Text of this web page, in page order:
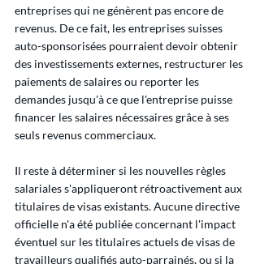
entreprises qui ne génèrent pas encore de
revenus. De ce fait, les entreprises suisses
auto-sponsorisées pourraient devoir obtenir
des investissements externes, restructurer les
paiements de salaires ou reporter les
demandes jusqu'à ce que l'entreprise puisse
financer les salaires nécessaires grâce à ses
seuls revenus commerciaux.
Il reste à déterminer si les nouvelles règles
salariales s'appliqueront rétroactivement aux
titulaires de visas existants. Aucune directive
officielle n'a été publiée concernant l'impact
éventuel sur les titulaires actuels de visas de
travailleurs qualifiés auto-parrainés, ou si la